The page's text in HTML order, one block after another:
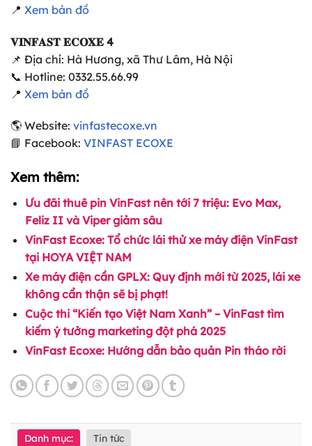
📍 Xem bản đồ
𝐕𝐈𝐍𝐅𝐀𝐒𝐓 𝐄𝐂𝐎𝐗𝐄 4
📌 Địa chỉ: Hà Hương, xã Thư Lâm, Hà Nội
📞 Hotline: 0332.55.66.99
📍 Xem bản đồ
🌎 Website: vinfastecoxe.vn
📘 Facebook: VINFAST ECOXE
Xem thêm:
Ưu đãi thuê pin VinFast nên tới 7 triệu: Evo Max,
Feliz II và Viper giảm sâu
VinFast Ecoxe: Tổ chức lái thử xe máy điện VinFast
tại HOYA VIỆT NAM
Xe máy điện cần GPLX: Quy định mới từ 2025, lái xe
không cẩn thận sẽ bị phạt!
Cuộc thi “Kiến tạo Việt Nam Xanh” – VinFast tìm
kiếm ý tưởng marketing đột phá 2025
VinFast Ecoxe: Hướng dẫn bảo quản Pin tháo rời
Danh mục: Tin tức